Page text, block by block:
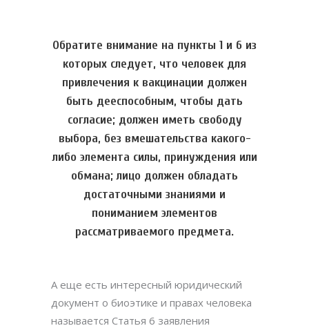
Обратите внимание на пункты 1 и 6 из
которых следует, что человек для
привлечения к вакцинации должен
быть дееспособным, чтобы дать
согласие; должен иметь свободу
выбора, без вмешательства какого-
либо элемента силы, принуждения или
обмана; лицо должен обладать
достаточными знаниями и
пониманием элементов
рассматриваемого предмета.
А еще есть интересный юридический
документ о биоэтике и правах человека
называется Статья 6 заявления